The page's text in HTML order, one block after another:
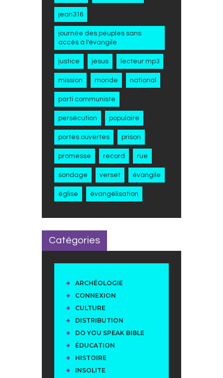
jean316
journée des peuples sans
accès à l'évangile
justice jésus lecteur mp3
mission monde national
parti communiste
persécution populaire
portes ouvertes prison
promesse record rue
sondage verset évangile
église évangélisation
Catégories
ARCHÉOLOGIE
CONNEXION
CULTURE
DISTRIBUTION
DO YOU SPEAK BIBLE
ÉDUCATION
HISTOIRE
INSOLITE